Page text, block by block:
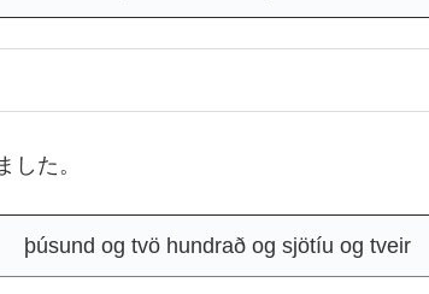
した。
þúsund og tvö hundrað og sjötíu og tveir